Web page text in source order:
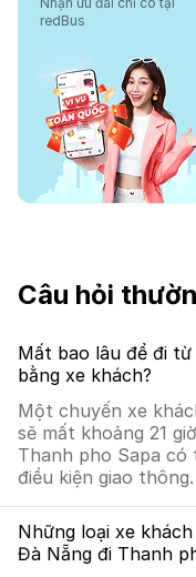
redBus
Câu hỏi
Mất bao lâu để đi
bằng xe khách?
Một chuyến xe
sẽ mất khoảng 21
Thanh pho Sapa
điều kiện giao thông.
Những loại xe
Đà Nẵng đi Thanh